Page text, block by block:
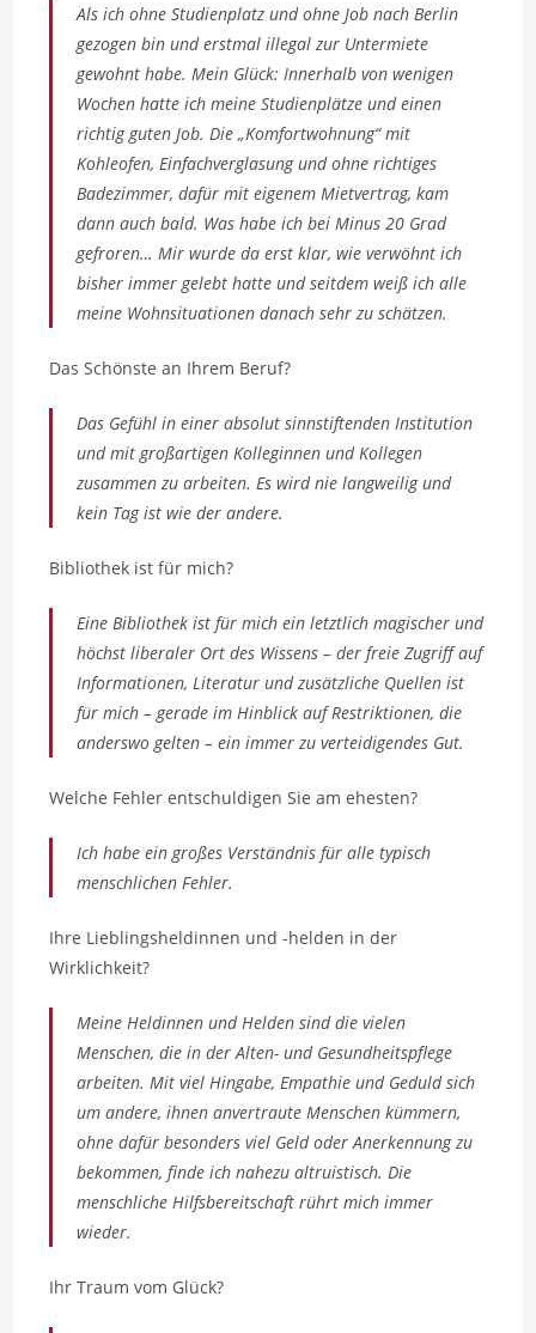
Als ich ohne Studienplatz und ohne Job nach Berlin
gezogen bin und erstmal illegal zur Untermiete
gewohnt habe. Mein Glück: Innerhalb von wenigen
Wochen hatte ich meine Studienplätze und einen
richtig guten Job. Die „Komfortwohnung“ mit
Kohleofen, Einfachverglasung und ohne richtiges
Badezimmer, dafür mit eigenem Mietvertrag, kam
dann auch bald. Was habe ich bei Minus 20 Grad
gefroren… Mir wurde da erst klar, wie verwöhnt ich
bisher immer gelebt hatte und seitdem weiß ich alle
meine Wohnsituationen danach sehr zu schätzen.
Das Schönste an Ihrem Beruf?
Das Gefühl in einer absolut sinnstiftenden Institution
und mit großartigen Kolleginnen und Kollegen
zusammen zu arbeiten. Es wird nie langweilig und
kein Tag ist wie der andere.
Bibliothek ist für mich?
Eine Bibliothek ist für mich ein letztlich magischer und
höchst liberaler Ort des Wissens – der freie Zugriff auf
Informationen, Literatur und zusätzliche Quellen ist
für mich – gerade im Hinblick auf Restriktionen, die
anderswo gelten – ein immer zu verteidigendes Gut.
Welche Fehler entschuldigen Sie am ehesten?
Ich habe ein großes Verständnis für alle typisch
menschlichen Fehler.
Ihre Lieblingsheldinnen und -helden in der
Wirklichkeit?
Meine Heldinnen und Helden sind die vielen
Menschen, die in der Alten- und Gesundheitspflege
arbeiten. Mit viel Hingabe, Empathie und Geduld sich
um andere, ihnen anvertraute Menschen kümmern,
ohne dafür besonders viel Geld oder Anerkennung zu
bekommen, finde ich nahezu altruistisch. Die
menschliche Hilfsbereitschaft rührt mich immer
wieder.
Ihr Traum vom Glück?